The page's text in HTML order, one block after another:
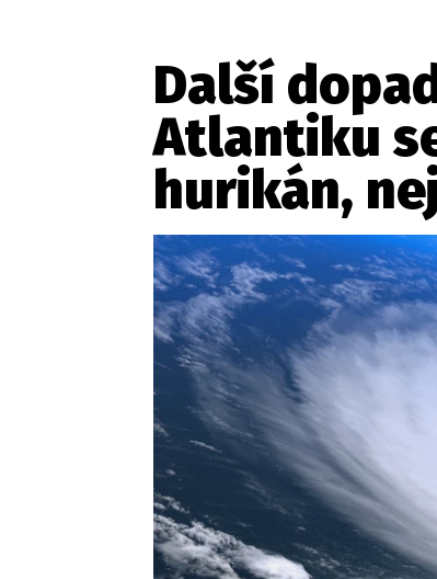
Další
Atlantiku
hurikán,